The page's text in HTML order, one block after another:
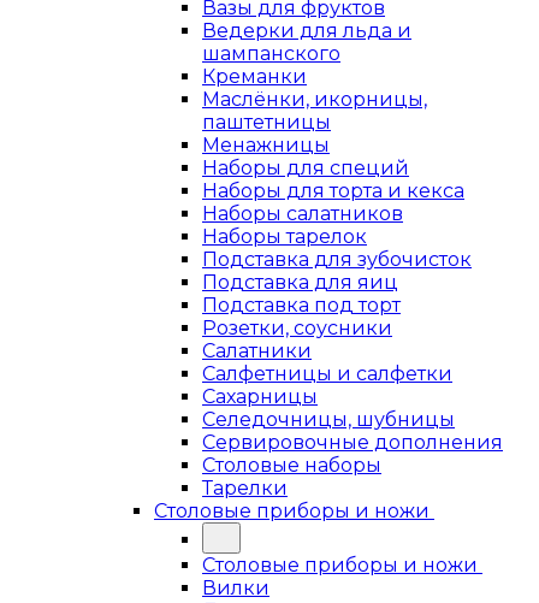
Вазы для фруктов
Ведерки для льда и
шампанского
Креманки
Маслёнки, икорницы,
паштетницы
Менажницы
Наборы для специй
Наборы для торта и кекса
Наборы салатников
Наборы тарелок
Подставка для зубочисток
Подставка для яиц
Подставка под торт
Розетки, соусники
Салатники
Салфетницы и салфетки
Сахарницы
Селедочницы, шубницы
Сервировочные дополнения
Столовые наборы
Тарелки
Столовые приборы и ножи
Столовые приборы и ножи
Вилки